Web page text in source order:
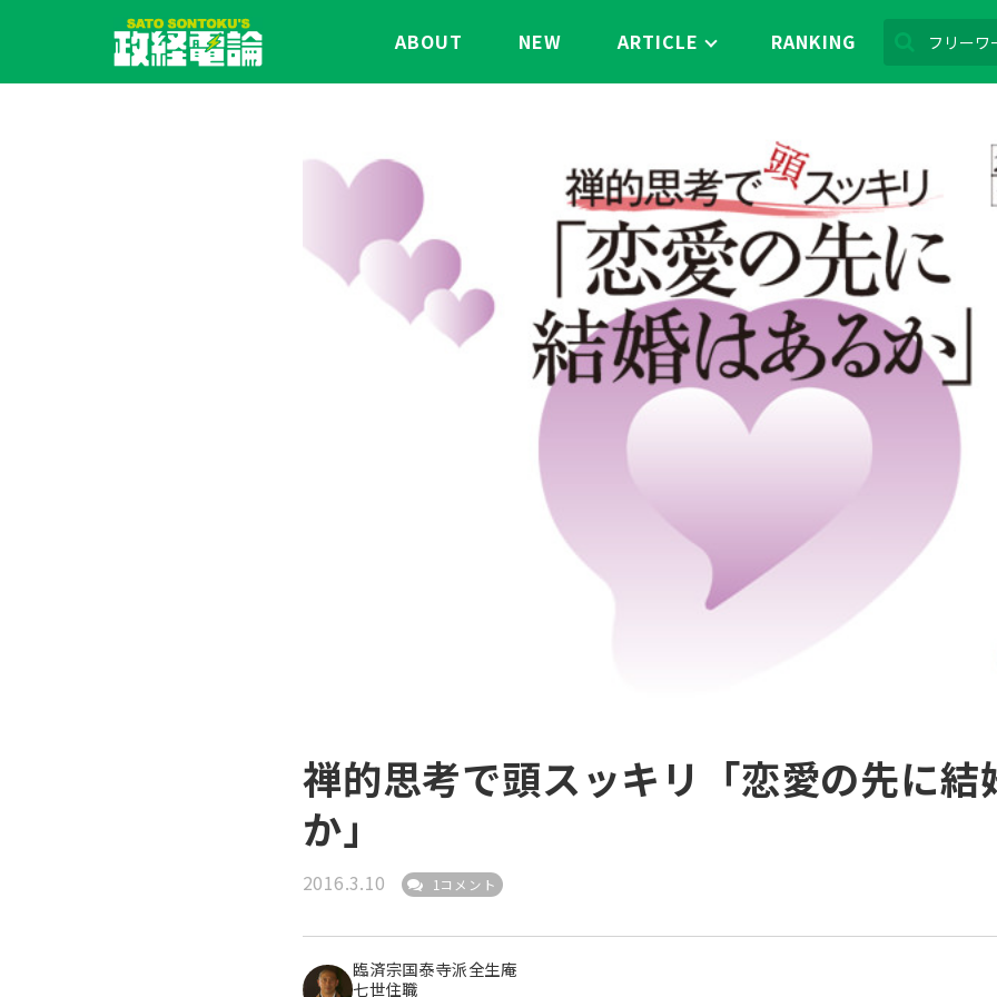
ABOUT NEW ARTICLE RANKING
禅的思考で頭スッキリ「恋愛の先に結
か」
2016.3.10 1コメント
臨済宗国泰寺派全生庵
七世住職